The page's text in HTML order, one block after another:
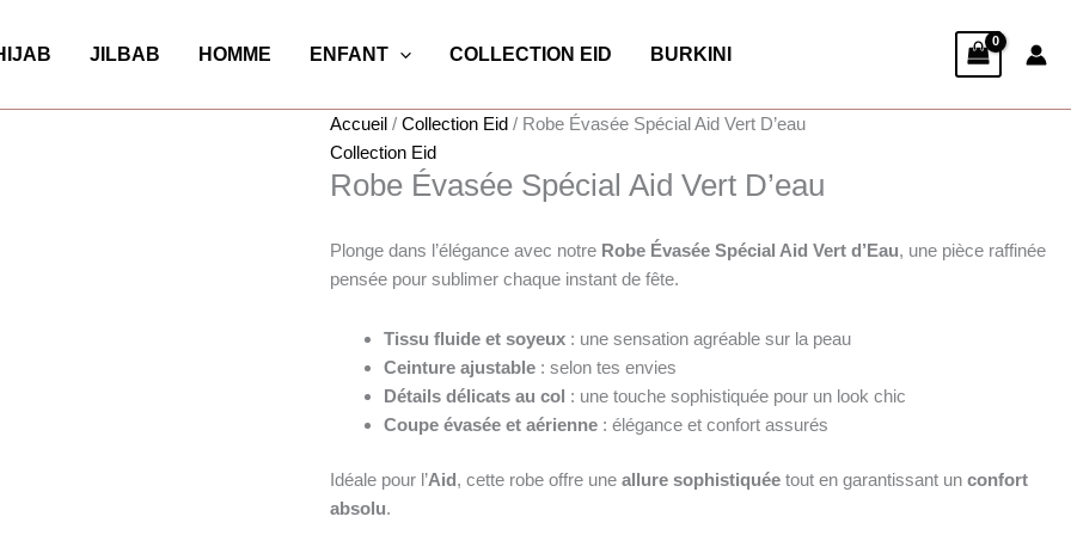
JILBAB HOMME ENFANT COLLECTION EID BURKINI
Accueil /Collection Eid / Robe Évasée Spécial Aid Vert D’eau
Collection Eid
Robe Évasée Spécial Aid Vert D’eau
Plonge dans l’élégance avec notre Robe Évasée Spécial Aid Vert d’Eau, une pièce raffinée
pensée pour sublimer chaque instant de fête.
Tissu fluide et soyeux : une sensation agréable sur la peau
Ceinture ajustable : selon tes envies
Détails délicats au col : une touche sophistiquée pour un look chic
Coupe évasée et aérienne : élégance et confort assurés
Idéale pour l’Aid, cette robe offre uneallure sophistiquée tout en garantissant unconfort
absolu.